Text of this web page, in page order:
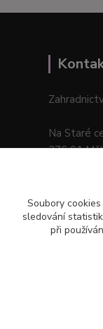
Na Staré
276 01
Soubory
sledování
při